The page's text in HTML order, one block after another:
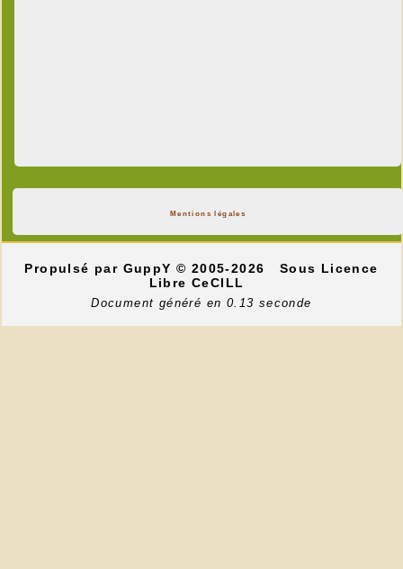
Mentions légales
Propulsé par GuppY© 2005-2026
Sous Licence
Libre CeCILL
Document généré en 0.13 seconde